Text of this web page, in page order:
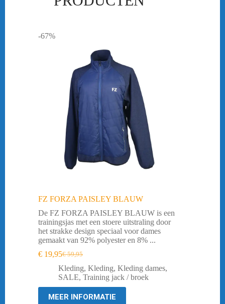
-67%
FZ FORZA PAISLEY BLAUW
De FZ FORZA PAISLEY BLAUW is een
trainingsjas met een stoere uitstraling door
het strakke design speciaal voor dames
gemaakt van 92% polyester en 8% ...
€59,95
Oorspronkelijke
prijs
was:
€ 59,95.
€ 19,95Huidige
prijs
is:
€ 19,95.
Kleding, Kleding, Kleding dames,
SALE, Training jack / broek
MEER INFORMATIE